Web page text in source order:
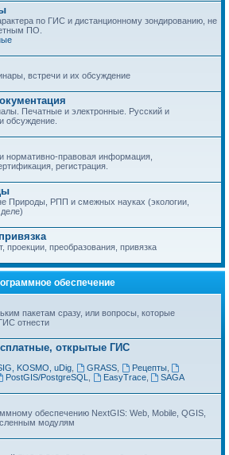
по ГИС и дистанционному зондированию, не
ПО.
встречи и их обсуждение
Печатные и электронные. Русский и
обсуждение.
нормативно-правовая информация,
регистрация.
Природы, РПП и смежных науках (экологии,
проекции, преобразования, привязка
обеспечение
пакетам сразу, или вопросы, которые
отнести
открытые ГИС
KOSMO, uDig, GRASS, Рецепты,
PostGIS/PostgreSQL EasyTrace,
SAGA
обеспечению NextGIS: Web, Mobile, QGIS,
модулям